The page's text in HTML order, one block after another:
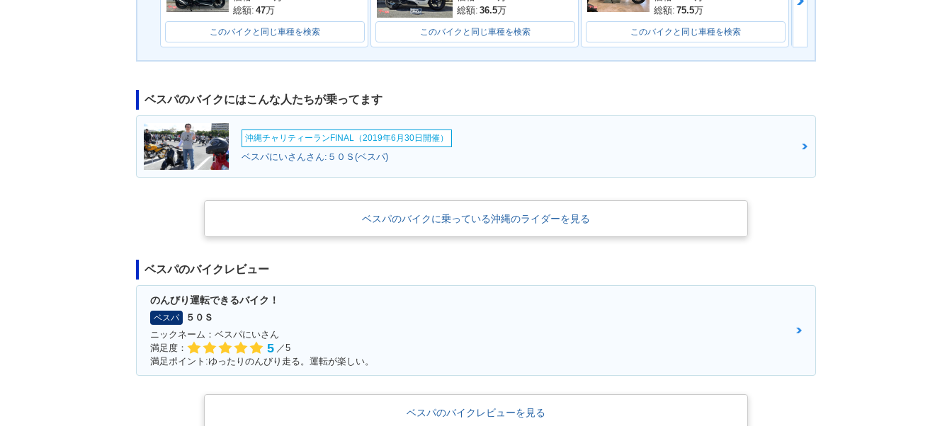
総額: 47万
このバイクと同じ車種を検索
総額: 36.5万
このバイクと同じ車種を検索
総額: 75.5万
このバイクと同じ車種を検索
ベスパのバイクにはこんな人たちが乗ってます
沖縄チャリティーランFINAL（2019年6月30日開催）
ベスパにいさんさん:５０Ｓ(ベスパ)
ベスパのバイクに乗っている沖縄のライダーを見る
ベスパのバイクレビュー
のんびり運転できるバイク！
ベスパ
５０Ｓ
ニックネーム：ベスパにいさん
満足度：
5 ／5
満足ポイント:ゆったりのんびり走る。運転が楽しい。
ベスパのバイクレビューを見る